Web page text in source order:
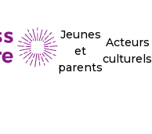
Jeunes
et
parents
Acteurs
culturels